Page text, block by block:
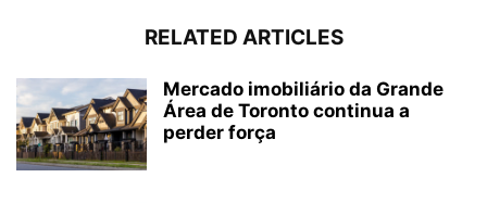
RELATED ARTICLES
Mercado imobiliário da Grande
Área de Toronto continua a
perder força